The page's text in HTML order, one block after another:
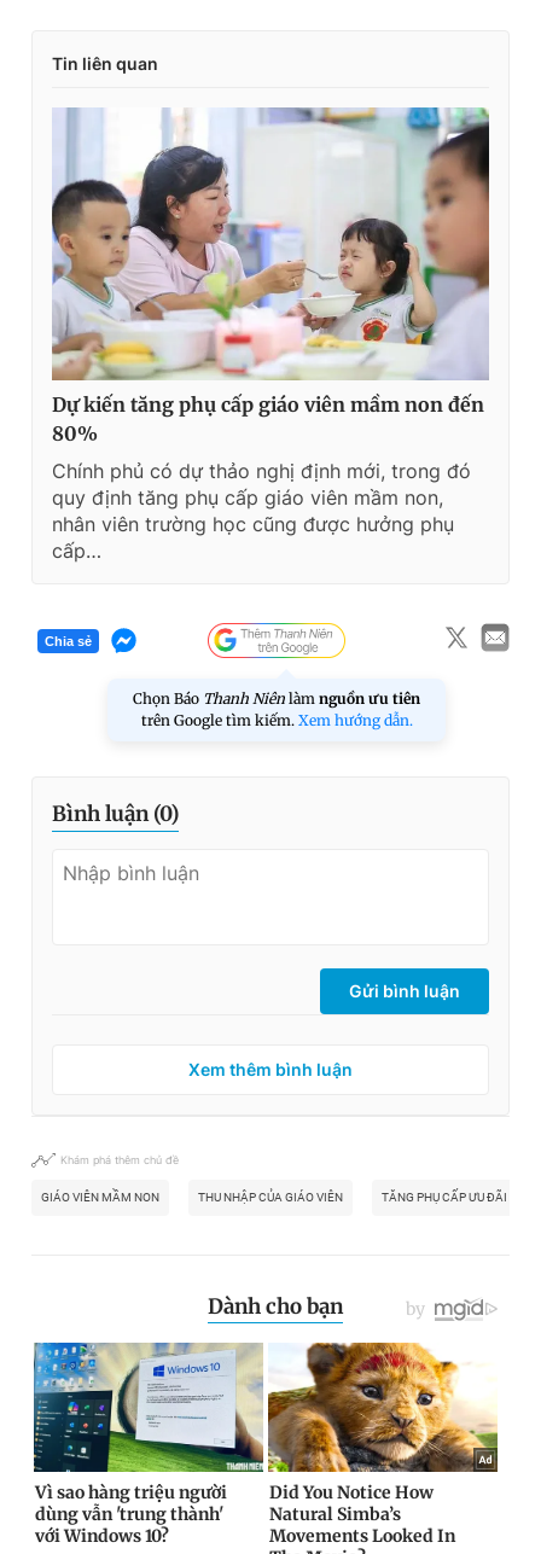
Tin liên quan
Dự kiến tăng phụ cấp giáo viên mầm non đến
80%
Chính phủ có dự thảo nghị định mới, trong đó
quy định tăng phụ cấp giáo viên mầm non,
nhân viên trường học cũng được hưởng phụ
cấp…
Chia sẻ
Chọn Báo Thanh Niên làm nguồn ưu tiên
trên Google tìm kiếm. Xem hướng dẫn.
Bình luận (0)
Gửi bình luận
Xem thêm bình luận
Khám phá thêm chủ đề
GIÁO VIÊN MẦM NON THU NHẬP CỦA GIÁO VIÊN TĂNG PHỤ CẤP ƯU ĐÃI